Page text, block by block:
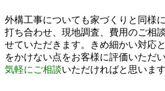
外構工事についても家づくりと同様
打ち合わせ、現地調査、費用のご相
せていただきます。きめ細かい対応
をかけない点をお客様に評価いただ
気軽にご相談いただければと思います